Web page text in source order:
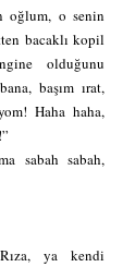
oğlum, o senin
bacaklı kopil
olduğunu
başım ırat,
Haha haha,
sabah sabah,
ya kendi